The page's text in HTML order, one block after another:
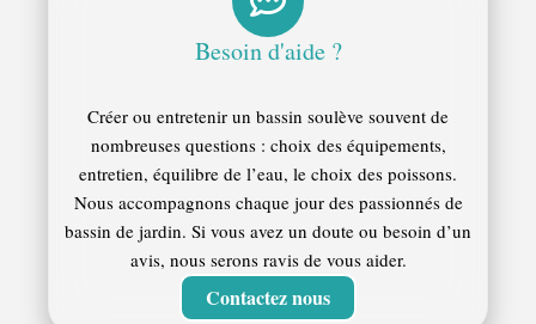
Besoin d'aide ?
Créer ou entretenir un bassin soulève souvent de
nombreuses questions : choix des équipements,
entretien, équilibre de l’eau, le choix des poissons.
Nous accompagnons chaque jour des passionnés de
bassin de jardin. Si vous avez un doute ou besoin d’un
avis, nous serons ravis de vous aider.
Contactez nous
Les koï produisent beaucoup de déchets, il est
donc essentiel d’avoir ces deux fonctions pour
Avant de changer de matériel, il faut analyser
volume, population, débit réel de la pompe et
entretien du filtre.
charge du bassin. Un filtre mécanique doit être
nettoyé régulièrement pour éviter
supports biologiques doivent être manipulés
avec précaution afin de préserver les bactéries
utiles.
Un bon système de filtration limite
normalement les interventions et facilite